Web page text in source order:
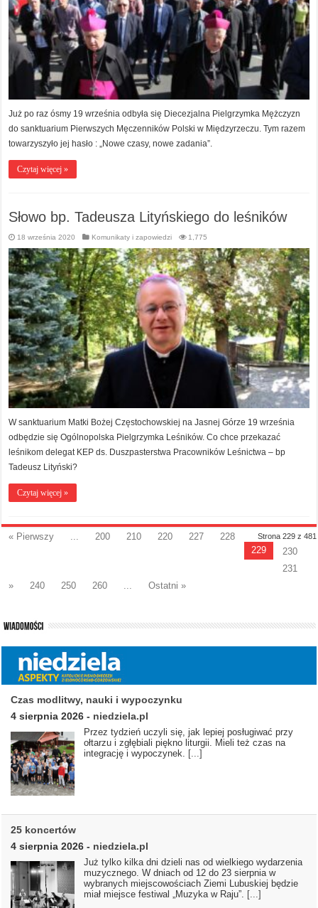
Już po raz ósmy 19 września odbyła się Diecezjalna Pielgrzymka Mężczyzn
do sanktuarium Pierwszych Męczenników Polski w Międzyrzeczu. Tym razem
towarzyszyło jej hasło : „Nowe czasy, nowe zadania”.
Czytaj więcej »
Słowo bp. Tadeusza Lityńskiego do leśników
18 września 2020 Komunikaty i zapowiedzi 1,775
W sanktuarium Matki Bożej Częstochowskiej na Jasnej Górze 19 września
odbędzie się Ogólnopolska Pielgrzymka Leśników. Co chce przekazać
leśnikom delegat KEP ds. Duszpasterstwa Pracowników Leśnictwa – bp
Tadeusz Lityński?
Czytaj więcej »
Strona 229 z 481
« Pierwszy ... 200 210 220 227
228
229
230
231
»
240 250 260 ... Ostatni »
Czas modlitwy, nauki i wypoczynku
4 sierpnia 2026 - niedziela.pl
Przez tydzień uczyli się, jak lepiej posługiwać przy
ołtarzu i zgłębiali piękno liturgii. Mieli też czas na
integrację i wypoczynek. [...]
25 koncertów
4 sierpnia 2026 - niedziela.pl
Już tylko kilka dni dzieli nas od wielkiego wydarzenia
muzycznego. W dniach od 12 do 23 sierpnia w
wybranych miejscowościach Ziemi Lubuskiej będzie
miał miejsce festiwal „Muzyka w Raju”. [...]